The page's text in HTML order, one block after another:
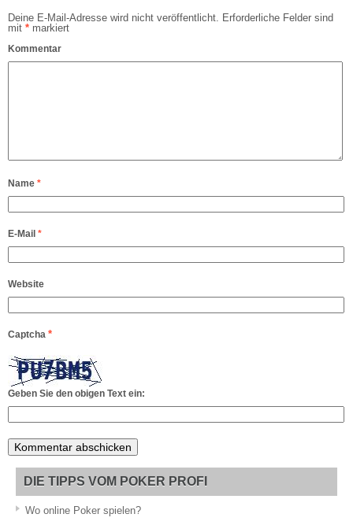
Deine E-Mail-Adresse wird nicht veröffentlicht. Erforderliche Felder sind
mit * markiert
Kommentar
Name *
E-Mail *
Website
Captcha *
Geben Sie den obigen Text ein:
DIE TIPPS VOM POKER PROFI
Wo online Poker spielen?